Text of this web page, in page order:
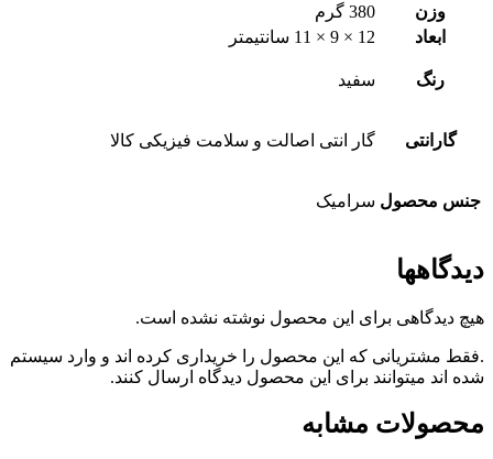
وزن
380 گرم
ابعاد
12 × 9 × 11 سانتیمتر
رنگ سفید
گارانتی گار انتی اصالت و سلامت فیزیکی کالا
جنس محصول سرامیک
دیدگاهها
هیچ دیدگاهی برای این محصول نوشته نشده است.
.فقط مشتریانی که این محصول را خریداری کرده اند و وارد سیستم
شده اند میتوانند برای این محصول دیدگاه ارسال کنند.
محصولات مشابه